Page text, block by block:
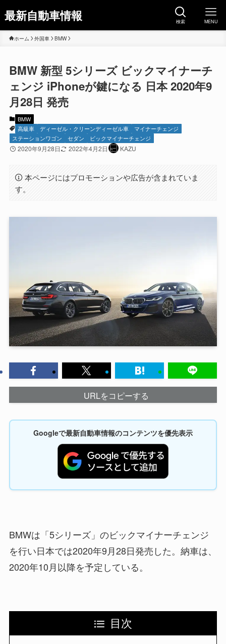
最新自動車情報 検索 MENU
ホーム 外国車 BMW
BMW 新型 5シリーズ ビックマイナーチ
ェンジ iPhoneが鍵になる 日本 2020年9
月28日 発売
BMW
高級車
ディーゼル・クリーンディーゼル車
マイナーチェンジ
ステーションワゴン
セダン ビックマイナーチェンジ
2020年9月28日 2022年4月2日 KAZU
本ページにはプロモーションや広告が含まれていま
す。
URLをコピーする
Googleで最新自動車情報のコンテンツを優先表示
BMWは「5シリーズ」のビックマイナーチェンジ
を行い日本では2020年9月28日発売した。納車は、
2020年10月以降を予定している。
目次